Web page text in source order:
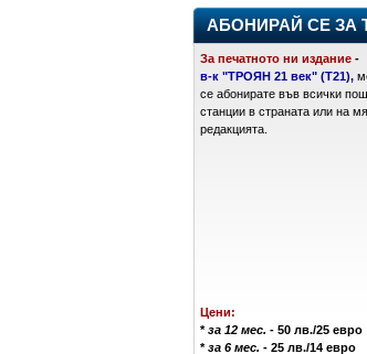
АБОНИРАЙ СЕ ЗА
За печатното ни издание -
в-к "ТРОЯН 21 век" (Т21),
се абонирате във всички
станции в страната или на
редакцията.
Цени:
*за 12 мес. - 50 лв./25 евро
*за 6 мес. - 25 лв./14 евро